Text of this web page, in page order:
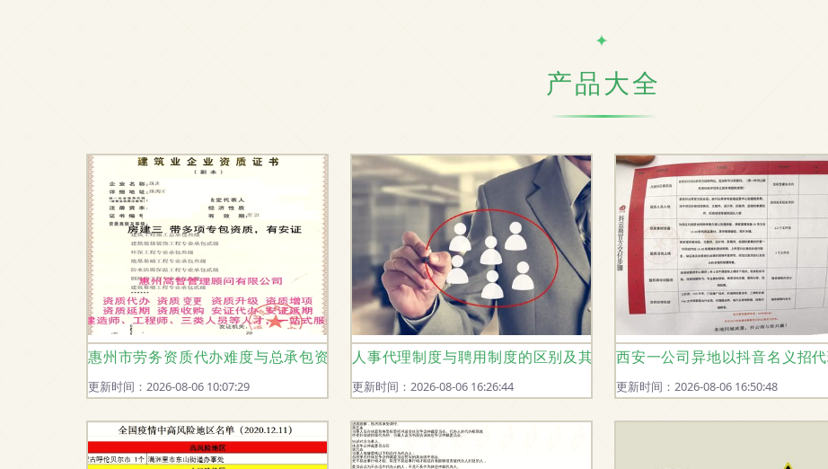
产品大全
惠州市劳务资质代办难度与总承包资质、劳动人事代理的协同发展分析
更新时间：2026-08-06 10:07:29
人事代理制度与聘用制度的区别及其在劳动人事代理中的应用
更新时间：2026-08-06 16:26:44
西安一公司异地以抖音名义招
更新时间：2026-08-06 16:50:48